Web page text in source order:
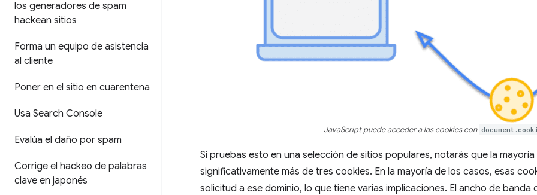
los generadores de spam
hackean sitios
Forma un equipo de asistencia
al cliente
Poner en el sitio en cuarentena
Usa Search Console
Evalúa el daño por spam
Corrige el hackeo de palabras
clave en japonés
JavaScript puede acceder a las cookies con
Si pruebas esto en una selección de sitios populares, notarás que la
significativamente más de tres cookies. En la mayoría de los casos, esas
solicitud a ese dominio, lo que tiene varias implicaciones. El ancho de banda